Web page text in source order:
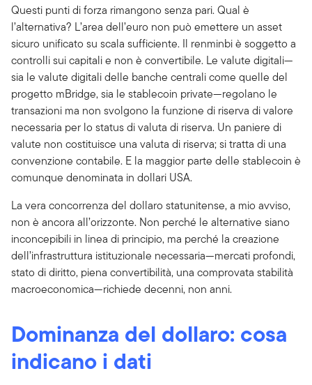
Questi punti di forza rimangono senza pari. Qual è
l’alternativa? L’area dell’euro non può emettere un asset
sicuro unificato su scala sufficiente. Il renminbi è soggetto a
controlli sui capitali e non è convertibile. Le valute digitali—
sia le valute digitali delle banche centrali come quelle del
progetto mBridge, sia le stablecoin private—regolano le
transazioni ma non svolgono la funzione di riserva di valore
necessaria per lo status di valuta di riserva. Un paniere di
valute non costituisce una valuta di riserva; si tratta di una
convenzione contabile. E la maggior parte delle stablecoin è
comunque denominata in dollari USA.
La vera concorrenza del dollaro statunitense, a mio avviso,
non è ancora all’orizzonte. Non perché le alternative siano
inconcepibili in linea di principio, ma perché la creazione
dell’infrastruttura istituzionale necessaria—mercati profondi,
stato di diritto, piena convertibilità, una comprovata stabilità
macroeconomica—richiede decenni, non anni.
Dominanza del dollaro: cosa
indicano i dati